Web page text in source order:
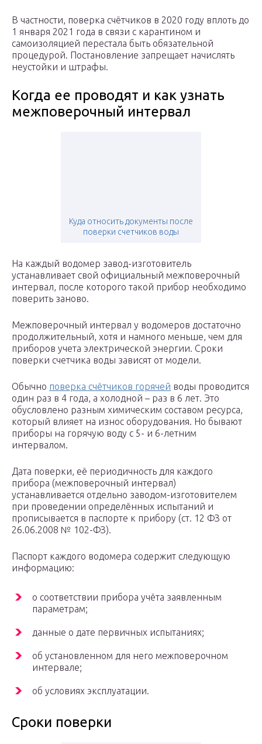
В частности, поверка счётчиков в 2020 году вплоть до
1 января 2021 года в связи с карантином и
самоизоляцией перестала быть обязательной
процедурой. Постановление запрещает начислять
неустойки и штрафы.
Когда ее проводят и как узнать
межповерочный интервал
Куда относить документы после
поверки счетчиков воды
На каждый водомер завод-изготовитель
устанавливает свой официальный межповерочный
интервал, после которого такой прибор необходимо
поверить заново.
Межповерочный интервал у водомеров достаточно
продолжительный, хотя и намного меньше, чем для
приборов учета электрической энергии. Сроки
поверки счетчика воды зависят от модели.
Обычно поверка счётчиков горячей воды проводится
один раз в 4 года, а холодной – раз в 6 лет. Это
обусловлено разным химическим составом ресурса,
который влияет на износ оборудования. Но бывают
приборы на горячую воду с 5- и 6-летним
интервалом.
Дата поверки, её периодичность для каждого
прибора (межповерочный интервал)
устанавливается отдельно заводом-изготовителем
при проведении определённых испытаний и
прописывается в паспорте к прибору (ст. 12 ФЗ от
26.06.2008 № 102-ФЗ).
Паспорт каждого водомера содержит следующую
информацию:
о соответствии прибора учёта заявленным
параметрам;
данные о дате первичных испытаниях;
об установленном для него межповерочном
интервале;
об условиях эксплуатации.
Сроки поверки